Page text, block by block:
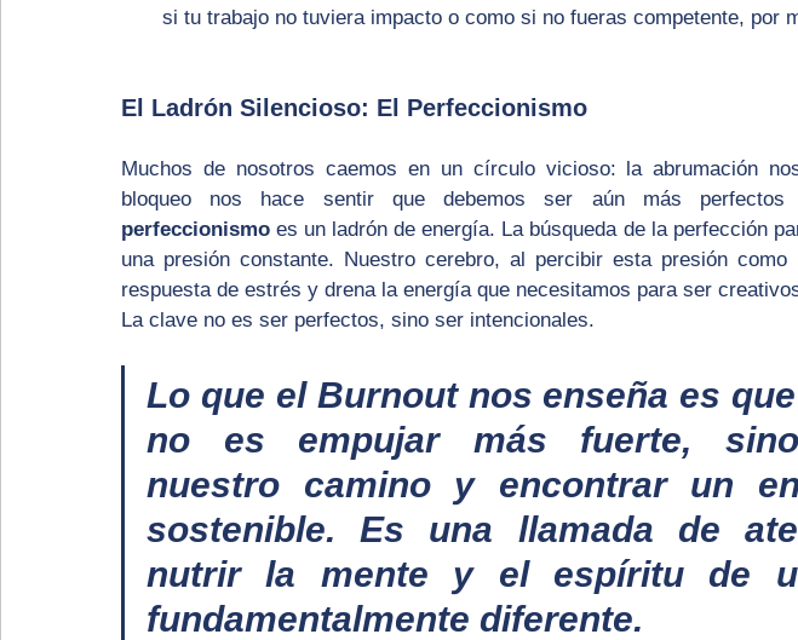
si tu trabajo no tuviera impacto o como si no fueras competente, por
El Ladrón Silencioso: El Perfeccionismo
Muchos de nosotros caemos en un círculo vicioso: la abrumación
perfeccionismo es un ladrón de energía. La búsqueda de la perfección
una presión constante. Nuestro cerebro, al percibir esta presión
respuesta de estrés y drena la energía que necesitamos para ser
La clave no es ser perfectos, sino ser intencionales.
Lo que el Burnout nos enseña es
no es empujar más fuerte,
nuestro camino y encontrar un
sostenible. Es una llamada de
nutrir la mente y el espíritu de
fundamentalmente diferente.